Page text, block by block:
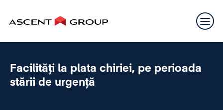
Facilități la plata chiriei, pe perioada
stării de urgență